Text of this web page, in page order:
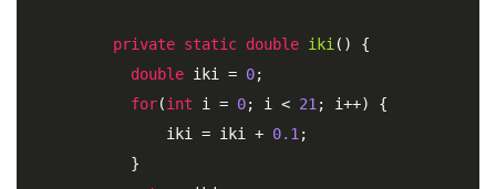
private static double iki () {
double iki = 0;
for(int i = 0; i < 21 ; i++) {
	    	iki = iki +
0.1 ;